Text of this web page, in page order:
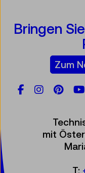
Bringen
Zum
Facebook
mit
T: